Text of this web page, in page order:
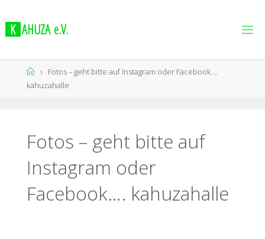
K AHUZA e.V.
Fotos – geht bitte auf Instagram oder Facebook….
kahuzahalle
Fotos – geht bitte auf
Instagram oder
Facebook…. kahuzahalle